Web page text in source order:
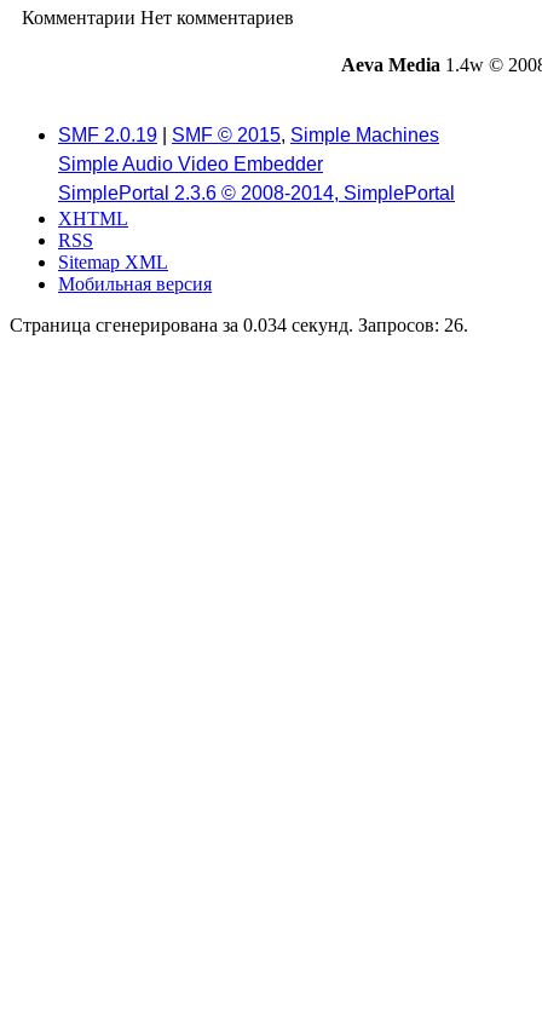
Комментарии Нет комментариев
Aeva Media 1.4w ©
SMF 2.0.19 SMF © 2015, Simple Machines
Simple Audio Video Embedder
SimplePortal 2.3.6 © 2008-2014, SimplePortal
XHTML
RSS
Sitemap XML
Мобильная версия
Страница сгенерирована за 0.034 секунд. Запросов: 26.